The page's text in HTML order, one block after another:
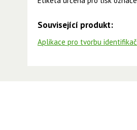
Související produkt:
Aplikace pro tvorbu